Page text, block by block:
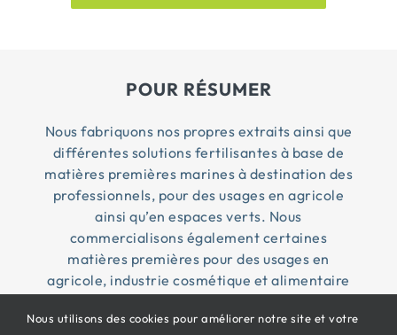
POUR RÉSUMER
Nous fabriquons nos propres extraits ainsi que
différentes solutions fertilisantes à base de
matières premières marines à destination des
professionnels, pour des usages en agricole
ainsi qu’en espaces verts. Nous
commercialisons également certaines
matières premières pour des usages en
agricole, industrie cosmétique et alimentaire
Nous utilisons des cookies pour améliorer notre site et votre